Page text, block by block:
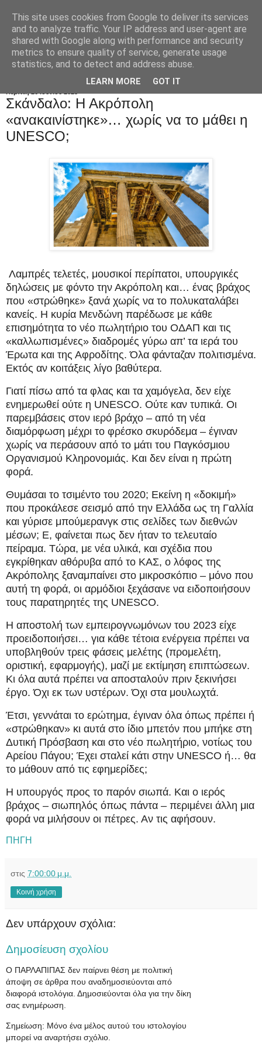
Σκάνδαλο: Η Ακρόπολη
«ανακαινίστηκε»… χωρίς να το μάθει η
UNESCO;
Λαμπρές τελετές, μουσικοί περίπατοι, υπουργικές
δηλώσεις με φόντο την Ακρόπολη και… ένας βράχος
που «στρώθηκε» ξανά χωρίς να το πολυκαταλάβει
κανείς. H κυρία Μενδώνη παρέδωσε με κάθε
επισημότητα το νέο πωλητήριο του ΟΔΑΠ και τις
«καλλωπισμένες» διαδρομές γύρω απ’ τα ιερά του
Έρωτα και της Αφροδίτης. Όλα φάνταζαν πολιτισμένα.
Εκτός αν κοιτάξεις λίγο βαθύτερα.
Γιατί πίσω από τα φλας και τα χαμόγελα, δεν είχε
ενημερωθεί ούτε η UNESCO. Ούτε καν τυπικά. Οι
παρεμβάσεις στον ιερό βράχο – από τη νέα
διαμόρφωση μέχρι το φρέσκο σκυρόδεμα – έγιναν
χωρίς να περάσουν από το μάτι του Παγκόσμιου
Οργανισμού Κληρονομιάς. Και δεν είναι η πρώτη
φορά.
Θυμάσαι το τσιμέντο του 2020; Εκείνη η «δοκιμή»
που προκάλεσε σεισμό από την Ελλάδα ως τη Γαλλία
και γύρισε μπούμερανγκ στις σελίδες των διεθνών
μέσων; Ε, φαίνεται πως δεν ήταν το τελευταίο
πείραμα. Τώρα, με νέα υλικά, και σχέδια που
εγκρίθηκαν αθόρυβα από το ΚΑΣ, ο λόφος της
Ακρόπολης ξαναμπαίνει στο μικροσκόπιο – μόνο που
αυτή τη φορά, οι αρμόδιοι ξεχάσανε να ειδοποιήσουν
τους παρατηρητές της UNESCO.
Η αποστολή των εμπειρογνωμόνων του 2023 είχε
προειδοποιήσει… για κάθε τέτοια ενέργεια πρέπει να
υποβληθούν τρεις φάσεις μελέτης (προμελέτη,
οριστική, εφαρμογής), μαζί με εκτίμηση επιπτώσεων.
Κι όλα αυτά πρέπει να αποσταλούν πριν ξεκινήσει
έργο. Όχι εκ των υστέρων. Όχι στα μουλωχτά.
Έτσι, γεννάται το ερώτημα, έγιναν όλα όπως πρέπει ή
«στρώθηκαν» κι αυτά στο ίδιο μπετόν που μπήκε στη
Δυτική Πρόσβαση και στο νέο πωλητήριο, νοτίως του
Αρείου Πάγου; Έχει σταλεί κάτι στην UNESCO ή… θα
το μάθουν από τις εφημερίδες;
Η υπουργός προς το παρόν σιωπά. Και ο ιερός
βράχος – σιωπηλός όπως πάντα – περιμένει άλλη μια
φορά να μιλήσουν οι πέτρες. Αν τις αφήσουν.
ΠΗΓΗ
στις 7:00:00 μ.μ.
Κοινή χρήση
Δεν υπάρχουν σχόλια:
Δημοσίευση σχολίου
Ο ΠΑΡΛΑΠΙΠΑΣ δεν παίρνει θέση με πολιτική
άποψη σε άρθρα που αναδημοσιεύονται από
διαφορά ιστολόγια. Δημοσιεύονται όλα για την δίκη
σας ενημέρωση.
Σημείωση: Μόνο ένα μέλος αυτού του ιστολογίου
μπορεί να αναρτήσει σχόλιο.
This site uses cookies from Google to deliver its services
and to analyze traffic. Your IP address and user-agent are
shared with Google along with performance and security
metrics to ensure quality of service, generate usage
statistics, and to detect and address abuse.
LEARN MORE GOT IT